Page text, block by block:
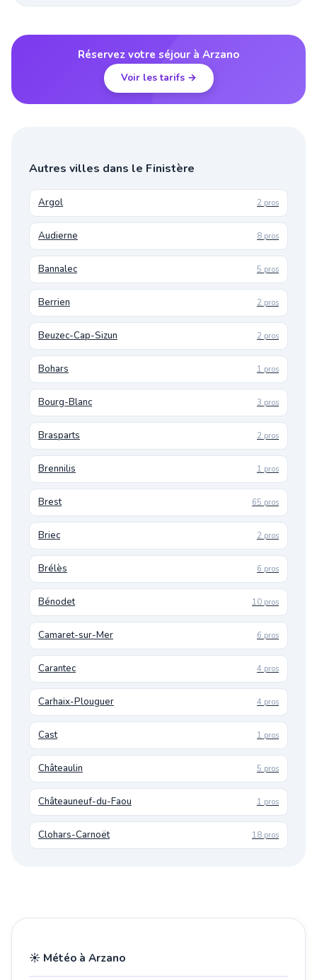
Réservez votre séjour à Arzano
Voir les tarifs →
Autres villes dans le Finistère
Argol 2 pros
Audierne 8 pros
Bannalec 5 pros
Berrien 2 pros
Beuzec-Cap-Sizun 2 pros
Bohars 1 pros
Bourg-Blanc 3 pros
Brasparts 2 pros
Brennilis 1 pros
Brest 65 pros
Briec 2 pros
Brélès 6 pros
Bénodet 10 pros
Camaret-sur-Mer 6 pros
Carantec 4 pros
Carhaix-Plouguer 4 pros
Cast 1 pros
Châteaulin 5 pros
Châteauneuf-du-Faou 1 pros
Clohars-Carnoët 18 pros
☀️ Météo à Arzano